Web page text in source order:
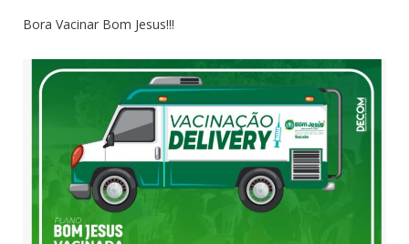
Bora Vacinar Bom Jesus!!!